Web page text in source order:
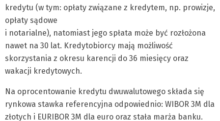
kredytu (w tym: opłaty związane z kredytem, np. prowizje,
opłaty sądowe
i notarialne), natomiast jego spłata może być rozłożona
nawet na 30 lat. Kredytobiorcy mają możliwość
skorzystania z okresu karencji do 36 miesięcy oraz
wakacji kredytowych.
Na oprocentowanie kredytu dwuwalutowego składa się
rynkowa stawka referencyjna odpowiednio: WIBOR 3M dla
złotych i EURIBOR 3M dla euro oraz stała marża banku.